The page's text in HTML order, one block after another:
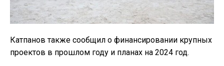
Катпанов также сообщил о финансировании крупных
проектов в прошлом году и планах на 2024 год.